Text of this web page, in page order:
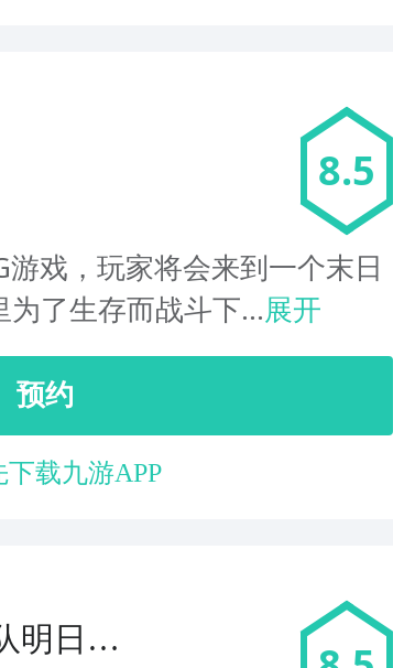
8.5
戏，玩家将会来到一个末日
了生存而战斗下...展开
预约
下载九游APP
明日危